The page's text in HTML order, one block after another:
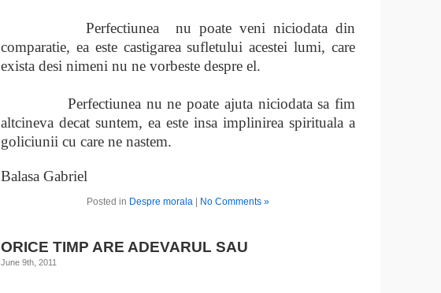
Perfectiunea
nu poate veni niciodata din
comparatie, ea este castigarea sufletului acestei lumi, care
exista desi nimeni nu ne vorbeste despre el.
Perfectiunea nu ne poate ajuta niciodata sa fim
altcineva decat suntem, ea este insa implinirea spirituala a
goliciunii cu care ne nastem.
Balasa Gabriel
Posted in Despre morala No Comments »
ORICE TIMP ARE ADEVARUL SAU
June 9th, 2011